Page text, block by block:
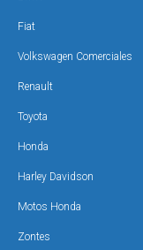
Fiat
Volkswagen Comerciales
Renault
Toyota
Honda
Harley Davidson
Motos Honda
Zontes